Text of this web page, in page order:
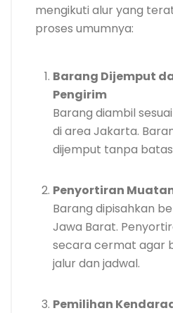
mengikuti alur yang
proses umumnya:
Barang Dijemput
Pengirim
Barang diambil
di area Jakarta.
dijemput tanpa
Penyortiran
Barang dipisahkan
Jawa Barat.
secara cermat agar
jalur dan jadwal.
Pemilihan